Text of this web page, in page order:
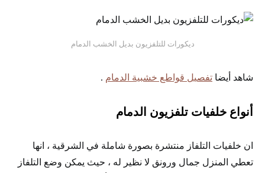
ديكورات للتلفزيون بديل الخشب الدمام
شاهد أيضا تفصيل قواطع خشبية الدمام .
أنواع خلفيات تلفزيون الدمام
ان خلفيات التلفاز منتشرة بصورة شاملة في الشرقية ، انها
تعطي المنزل جمال ورونق لا نظير له ، حيث يمكن وضع التلفاز